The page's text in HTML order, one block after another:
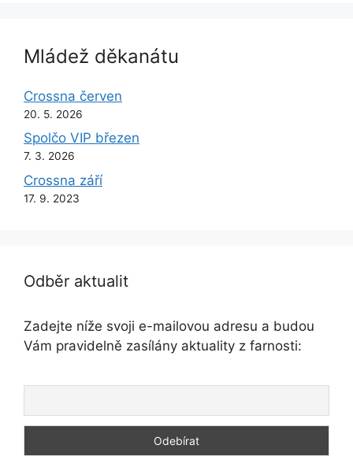
Mládež děkanátu
Crossna červen
20. 5. 2026
Spolčo VIP březen
7. 3. 2026
Crossna září
17. 9. 2023
Odběr aktualit
Zadejte níže svoji e-mailovou adresu a budou
Vám pravidelně zasílány aktuality z farnosti: